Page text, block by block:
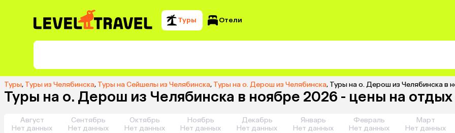
Туры Отели
Туры, Туры из Челябинска, Туры на Сейшелы из Челябинска, Туры на о. Дерош из Челябинска, Туры на о. Дерош из Челябинска в
Туры на о. Дерош из Челябинска в ноябре 2026 - цены на отдых
Август
Нет данных
Сентябрь
Нет данных
Октябрь
Нет данных
Ноябрь
Нет данных
Декабрь
Нет данных
Январь
Нет данных
Февраль
Нет данных
Март
Нет данных